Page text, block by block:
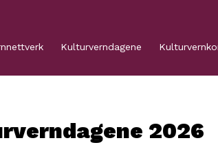
Kulturverndagene
2026